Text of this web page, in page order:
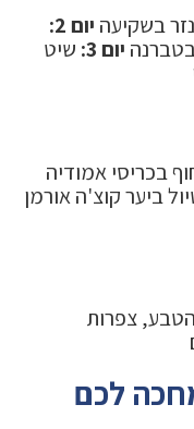
בשקיעה יום 2:
יום 3:
שיט
בכריסי אמודיה
ביער קוצ'ה אורמן
צפרות
לכם